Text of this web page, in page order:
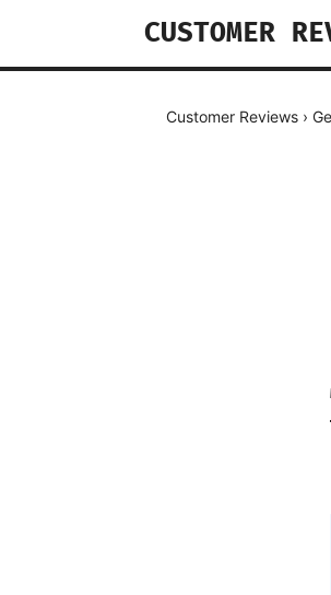
CUSTOMER
Customer Reviews ›